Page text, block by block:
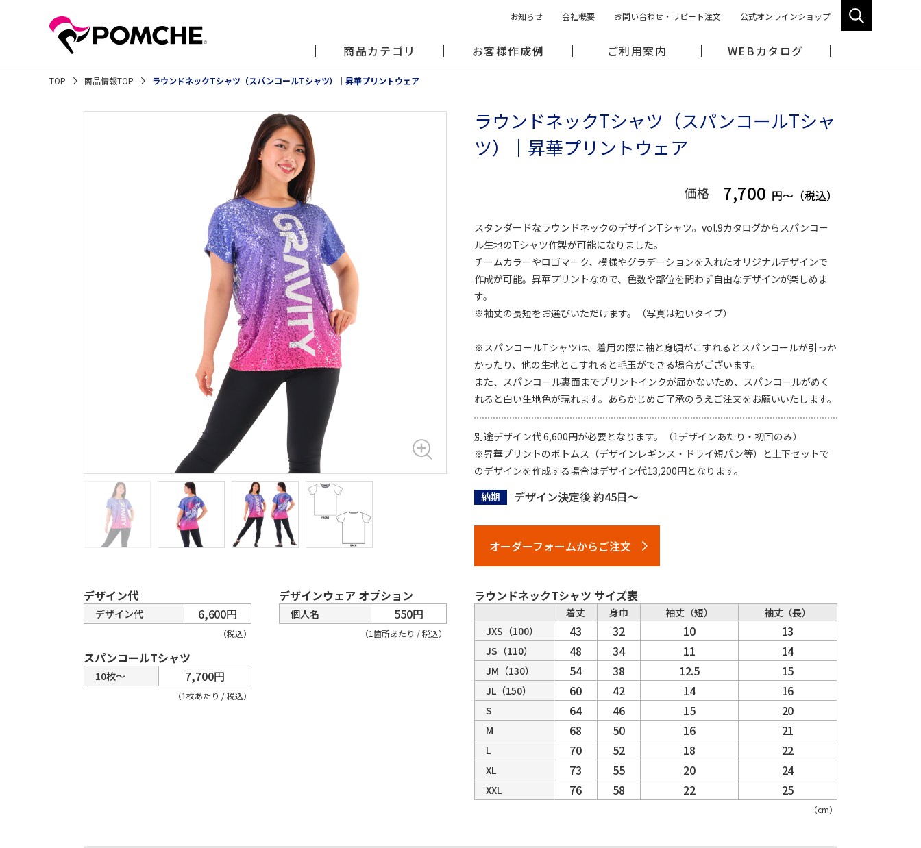
商品カテゴリ お客様作成例 ご利用案内 WEBカタログ
お知らせ 会社概要 お問い合わせ・リピート注文 公式オンラインショップ
TOP 商品情報TOP ラウンドネックTシャツ（スパンコールTシャツ）｜昇華プリントウェア
ラウンドネックTシャツ（スパンコールTシャ
ツ）｜昇華プリントウェア
価格 7,700 円～（税込）
スタンダードなラウンドネックのデザインTシャツ。vol.9カタログからスパンコー
ル生地のTシャツ作製が可能になりました。
チームカラーやロゴマーク、模様やグラデーションを入れたオリジナルデザインで
作成が可能。昇華プリントなので、色数や部位を問わず自由なデザインが楽しめま
す。
※袖丈の長短をお選びいただけます。（写真は短いタイプ）
※スパンコールTシャツは、着用の際に袖と身頃がこすれるとスパンコールが引っか
かったり、他の生地とこすれると毛玉ができる場合がございます。
また、スパンコール裏面までプリントインクが届かないため、スパンコールがめく
れると白い生地色が現れます。あらかじめご了承のうえご注文をお願いいたします。
別途デザイン代 6,600円が必要となります。（1デザインあたり・初回のみ）
※昇華プリントのボトムス（デザインレギンス・ドライ短パン等）と上下セットで
のデザインを作成する場合はデザイン代13,200円となります。
納期
デザイン決定後 約45日～
オーダーフォームからご注文
デザイン代
（税込）
デザイン代 6,600円
スパンコールTシャツ
（1枚あたり / 税込）
10枚～ 7,700円
デザインウェア オプション
（1箇所あたり / 税込）
個人名 550円
ラウンドネックTシャツ サイズ表
（cm）
着丈 身巾 袖丈（短）
袖丈（長）
JXS（100）
43 32 10 13
JS（110） 48 34 11 14
JM（130） 54 38 12.5 15
JL（150） 60 42 14 16
S 64 46 15 20
M 68 50 16 21
L 70 52 18 22
XL 73 55 20 24
XXL 76 58 22 25